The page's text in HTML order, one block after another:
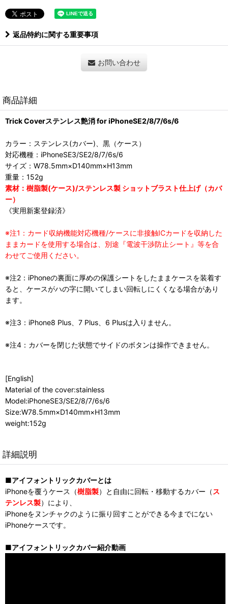
返品特約に関する重要事項
お問い合わせ
商品詳細
Trick Coverステンレス艶消 for iPhoneSE2/8/7/6s/6
カラー：ステンレス(カバー)、黒（ケース）
対応機種：iPhoneSE3/SE2/8/7/6s/6
サイズ：W78.5mm×D140mm×H13mm
重量：152g
素材：樹脂製(ケース)/ステンレス製 ショットブラスト仕上げ（カバ
ー）
《実用新案登録済》
※注1：カード収納機能対応機種/ケースに非接触ICカードを収納した
ままカードを使用する場合は、別途『電波干渉防止シート』等を合
わせてご使用ください。
※注2：iPhoneの裏面に厚めの保護シートをしたままケースを装着す
ると、ケースがハの字に開いてしまい回転しにくくなる場合があり
ます。
※注3：iPhone8 Plus、7 Plus、6 Plusは入りません。
※注4：カバーを閉じた状態でサイドのボタンは操作できません。
[English]
Material of the cover:stainless
Model:iPhoneSE3/SE2/8/7/6s/6
Size:W78.5mm×D140mm×H13mm
weight:152g
詳細説明
■アイフォントリックカバーとは
iPhoneを覆うケース（樹脂製）と自由に回転・移動するカバー（ ス
テンレス製）により、
iPhoneをヌンチャクのように振り回すことができる今までにない
iPhoneケースです。
■アイフォントリックカバー紹介動画